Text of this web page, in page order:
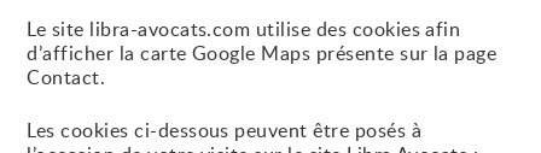
Le site libra-avocats.com utilise des cookies afin
d’afficher la carte Google Maps présente sur la page
Contact.
Les cookies ci-dessous peuvent être posés à